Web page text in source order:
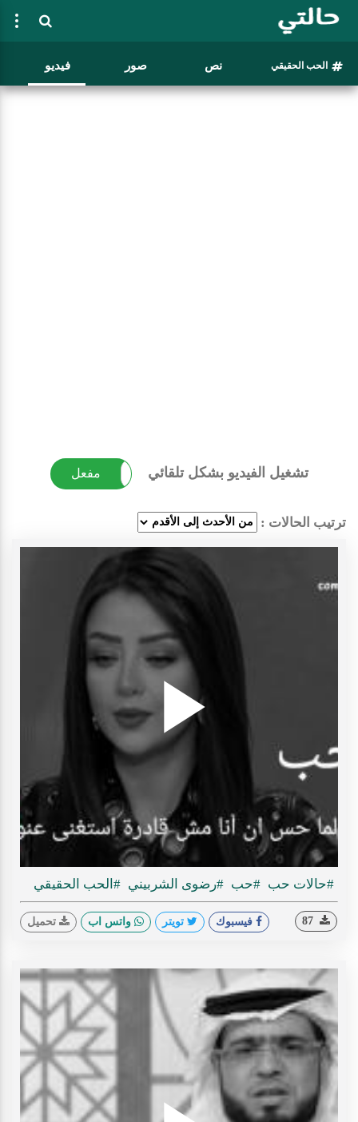
الحب الحقيقي نص صور فيديو
تشغيل الفيديو بشكل تلقائي مفعل غير مفعل
ترتيب الحالات :
Play
#حالات حب #حب #رضوى الشربيني #الحب الحقيقي
فيسبوك تويتر واتس اب تحميل